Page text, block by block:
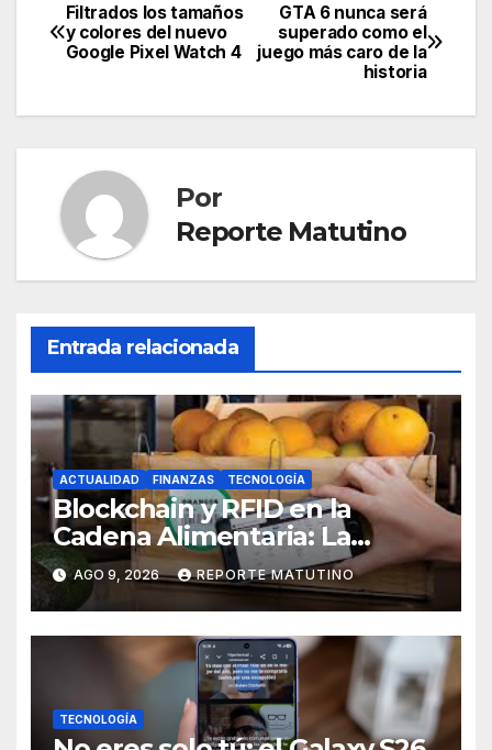
Navegación
de
entradas
GTA 6 nunca será
superado como el
juego más caro de la
historia
Filtrados los tamaños
y colores del nuevo
Google Pixel Watch 4
Por
Reporte Matutino
Entrada relacionada
ACTUALIDAD FINANZAS TECNOLOGÍA
Blockchain y RFID en la
Cadena Alimentaria: La
Trazabilidad Total que Exige
el Consumidor Actual por
Santiago Uzcátegui Pinto
AGO 9, 2026 REPORTE MATUTINO
TECNOLOGÍA